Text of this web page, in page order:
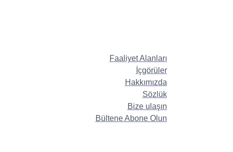
Faaliyet Alanları
İçgörüler
Hakkımızda
Sözlük
Bize ulaşın
Bültene Abone Olun